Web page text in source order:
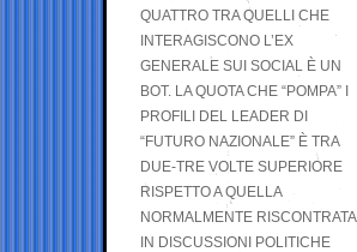
QUATTRO TRA QUELLI CHE
INTERAGISCONO L’EX
GENERALE SUI SOCIAL È UN
BOT. LA QUOTA CHE “POMPA” I
PROFILI DEL LEADER DI
“FUTURO NAZIONALE” È TRA
DUE-TRE VOLTE SUPERIORE
RISPETTO A QUELLA
NORMALMENTE RISCONTRATA
IN DISCUSSIONI POLITICHE